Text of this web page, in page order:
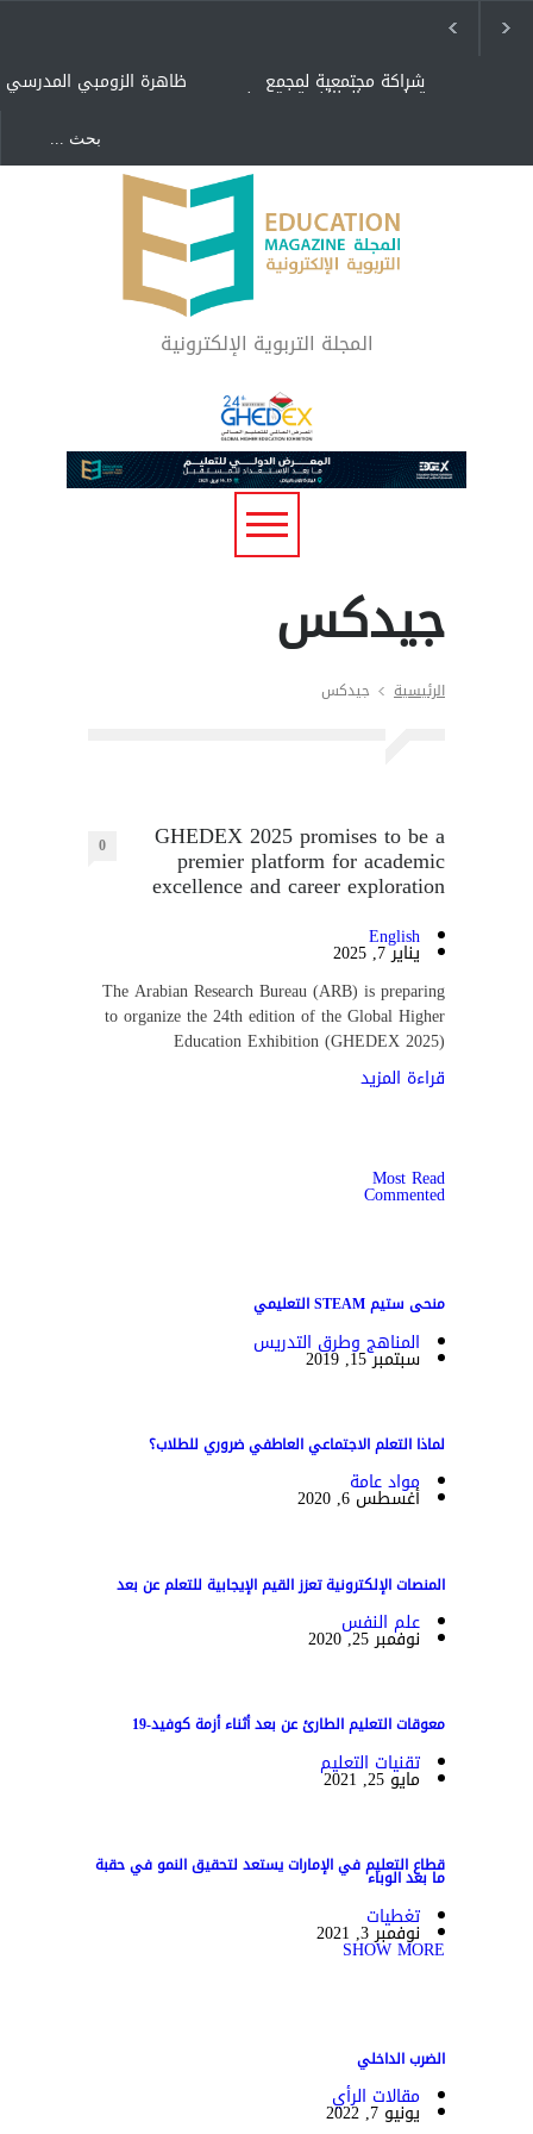
ظاهرة الزومبي المدرسي شراكة مجتمعية لمجمع
تعليمي بالطائف تستهدف
"كنت أنضرب ومافيني إلا
العافية" هل هذا مبرر
لاستمرار أسلوب التربية
المتوارث؟
لماذا تعد برامج توعية الأطفال
بخصوصية الجسد وقاية لا
فضول؟
المجلة التربوية الإلكترونية
جيدكس
الرئيسية جيدكس
GHEDEX 2025 promises to be a
premier platform for academic
excellence and career exploration
0
English
يناير 7, 2025
The Arabian Research Bureau (ARB) is preparing
to organize the 24th edition of the Global Higher
Education Exhibition (GHEDEX 2025)
قراءة المزيد
Most Read
Commented
منحى ستيم STEAM التعليمي
المناهج وطرق التدريس
سبتمبر 15, 2019
لماذا التعلم الاجتماعي العاطفي ضروري للطلاب؟
مواد عامة
أغسطس 6, 2020
المنصات الإلكترونية تعزز القيم الإيجابية للتعلم عن بعد
علم النفس
نوفمبر 25, 2020
معوقات التعليم الطارئ عن بعد أثناء أزمة كوفيد-19
تقنيات التعليم
مايو 25, 2021
قطاع التعليم في الإمارات يستعد لتحقيق النمو في حقبة
ما بعد الوباء
تغطيات
نوفمبر 3, 2021
SHOW MORE
الضرب الداخلي
مقالات الرأي
يونيو 7, 2022